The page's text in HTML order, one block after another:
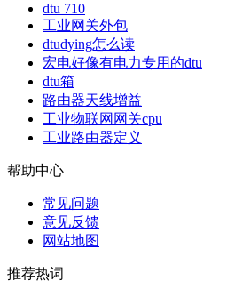
dtu 710
工业网关外包
dtudying怎么读
宏电好像有电力专用的dtu
dtu箱
路由器天线增益
工业物联网网关cpu
工业路由器定义
帮助中心
常见问题
意见反馈
网站地图
推荐热词